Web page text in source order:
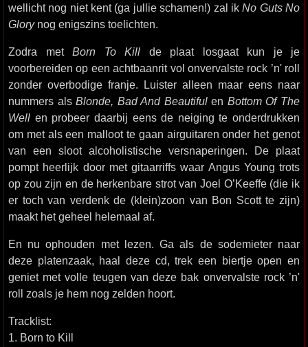
wellicht nog niet kent (ga jullie schamen!) zal ikNo Guts No
Glorynog enigszins toelichten.
Zodra met Born To Kill de plaat losgaat kun je je
voorbereiden op een achtbaanrit vol onvervalste rock ’n' roll
zonder overbodige franje. Luister alleen maar eens naar
nummers alsBlonde, Bad And Beautifulen Bottom Of The
Well en probeer daarbij eens de neiging te onderdrukken
om met als een malloot te gaan airguitaren onder het genot
van een sloot alcoholistische versnaperingen. De plaat
pompt heerlijk door met gitaarriffs waar Angus Young trots
op zou zijn en de herkenbare strot van Joel O’Keeffe (die ik
er toch van verdenk de (klein)zoon van Bon Scott te zijn)
maakt het geheel helemaal af.
En nu ophouden met lezen. Ga als de sodemieter naar
deze platenzaak, haal deze cd, trek een biertje open en
geniet met volle teugen van deze bak onvervalste rock ’n'
roll zoals je hem nog zelden hoort.
Tracklist:
1. Born to Kill